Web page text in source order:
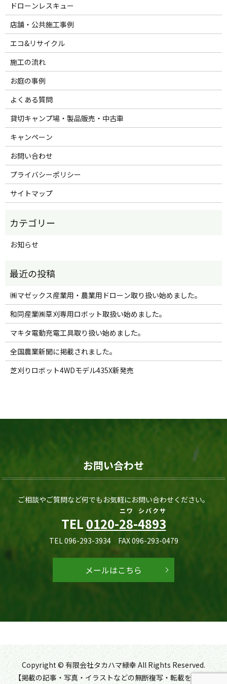
ドローンレスキュー
店舗・公共施工事例
エコ&リサイクル
施工の流れ
お庭の事例
よくある質問
貸切キャンプ場・製品販売・中古車
キャンペーン
お問い合わせ
プライバシーポリシー
サイトマップ
お知らせ
㈱マゼックス産業用・農業用ドローン取り扱い始めました。
和同産業㈱草刈専用ロボット取扱い始めました。
マキタ電動充電工具取り扱い始めました。
全国農業新聞に掲載されました。
芝刈りロボット4WDモデル435X新発売
お問い合わせ
ご相談やご質問など何でもお気軽にお問い合わせください。
TEL0120-28
ニワ
-4893
シバクサ
TEL 096-293-3934 FAX 096-293-0479
メールはこちら
Copyright © 有限会社タカハマ緑幸 All Rights Reserved.
【掲載の記事・写真・イラストなどの無断複写・転載を禁じま